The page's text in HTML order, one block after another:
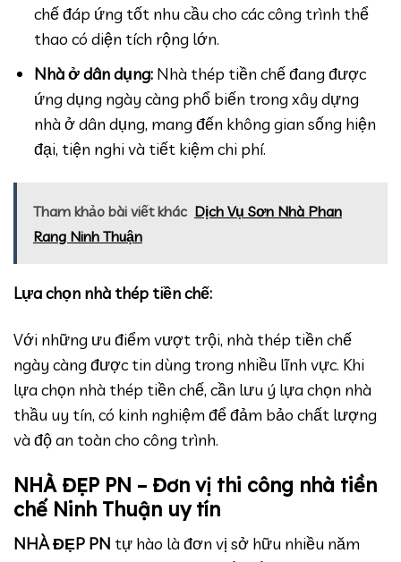
chế đáp ứng tốt nhu cầu cho các công trình thể
thao có diện tích rộng lớn.
Nhà ở dân dụng: Nhà thép tiền chế đang được
ứng dụng ngày càng phổ biến trong xây dựng
nhà ở dân dụng, mang đến không gian sống hiện
đại, tiện nghi và tiết kiệm chi phí.
Tham khảo bài viết khác Dịch Vụ Sơn Nhà Phan
Rang Ninh Thuận
Lựa chọn nhà thép tiền chế:
Với những ưu điểm vượt trội, nhà thép tiền chế
ngày càng được tin dùng trong nhiều lĩnh vực. Khi
lựa chọn nhà thép tiền chế, cần lưu ý lựa chọn nhà
thầu uy tín, có kinh nghiệm để đảm bảo chất lượng
và độ an toàn cho công trình.
NHÀ ĐẸP PN – Đơn vị thi công nhà tiền
chế Ninh Thuận uy tín
NHÀ ĐẸP PN tự hào là đơn vị sở hữu nhiều năm